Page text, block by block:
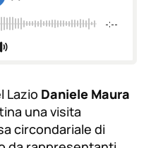
fuente.
-:--
Lazio Daniele Maura
una visita
circondariale di